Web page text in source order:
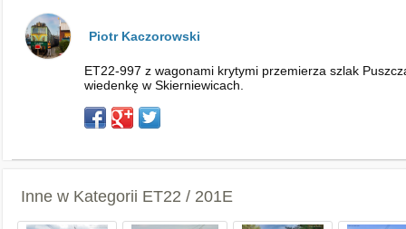
Piotr Kaczorowski
ET22-997 z wagonami krytymi przemierza szlak
wiedenkę w Skierniewicach.
Inne w Kategorii ET22 / 201E